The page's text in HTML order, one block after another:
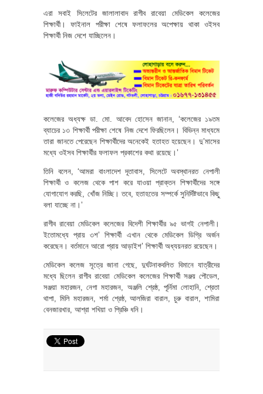
এরা সবাই সিলেটের জালালাবাদ রাগীব রাবেয়া মেডিকেল কলেজের
শিক্ষার্থী। ফাইনাল পরীক্ষা শেষে ফলাফলের অপেক্ষায় থাকা ওইসব
শিক্ষার্থী নিজ দেশে যাচ্ছিলেন।
কলেজের অধ্যক্ষ ডা. মো. আবেদ হোসেন জানান, ‘কলেজের ১৯তম
ব্যাচের ১৩ শিক্ষার্থী পরীক্ষা শেষে নিজ দেশে ফিরছিলেন। বিভিন্ন মাধ্যমে
তারা জানতে পেরেছেন শিক্ষার্থীদের অনেকেই হতাহত হয়েছেন। দু’মাসের
মধ্যে ওইসব শিক্ষার্থীর ফলাফল প্রকাশের কথা রয়েছে।’
তিনি বলেন, ‘আমরা বাংলাদেশ দূতাবাস, সিলেটে অবস্থানরত নেপালী
শিক্ষার্থী ও কলেজ থেকে পাশ করে যাওয়া প্রাক্তন শিক্ষার্থীদের সঙ্গে
যোগাযোগ করছি, খোঁজ নিচ্ছি। তবে, হতাহতের সম্পর্কে সুনির্দিষ্টভাবে কিছু
বলা যাচ্ছে না।’
রাগীব রাবেয়া মেডিকেল কলেজের বিদেশী শিক্ষার্থীর ৯৫ ভাগই নেপালী।
ইতোমধ্যে প্রায় ৩শ’ শিক্ষার্থী এখান থেকে মেডিকেল ডিগ্রি অর্জন
করেছেন। বর্তমানে আরো প্রায় আড়াইশ’ শিক্ষার্থী অধ্যয়নরত রয়েছেন।
মেডিকেল কলেজ সূত্রে জানা গেছে, দুর্ঘটনাকবলিত বিমানে যাত্রীদের
মধ্যে ছিলেন রাগীব রাবেয়া মেডিকেল কলেজের শিক্ষার্থী সঞ্জয় পৌডেল,
সঞ্জয়া মহারজন, নেগা মহারজন, অঞ্জলি শ্রেষ্ঠ, পূর্নিমা লোহানি, শ্রেতা
থাপা, মিলি মহারজন, শর্মা শ্রেষ্ঠ, আলজিরা বারাল, চুরু বারাল, শামিরা
বেনজারখার, আশ্রা শখিয়া ও প্রিঞ্চি ধনি।